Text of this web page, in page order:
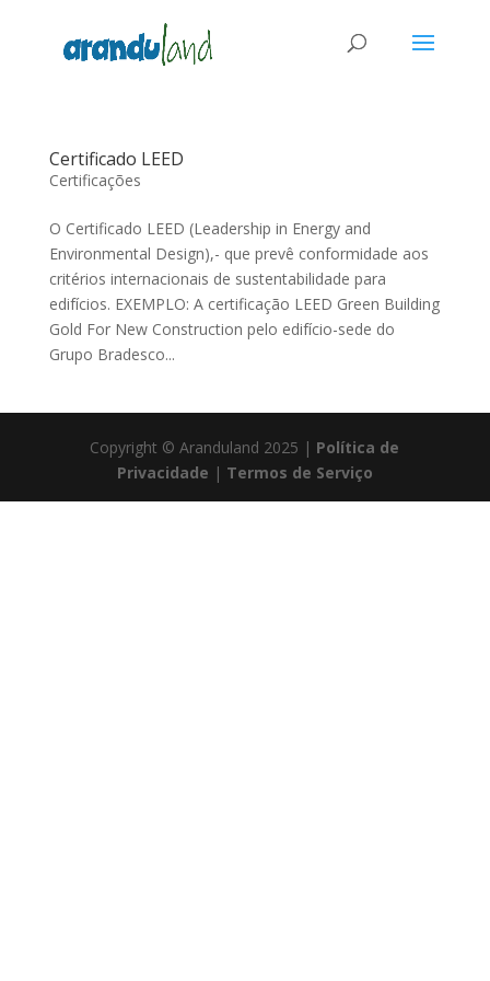
Certificado LEED
Certificações
O Certificado LEED (Leadership in Energy and
Environmental Design),- que prevê conformidade aos
critérios internacionais de sustentabilidade para
edifícios. EXEMPLO: A certificação LEED Green Building
Gold For New Construction pelo edifício-sede do
Grupo Bradesco...
Copyright © Aranduland 2025 | Política de
Privacidade | Termos de Serviço